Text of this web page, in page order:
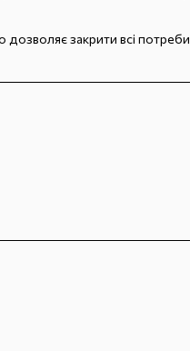
дозволяє закрити всі потреби